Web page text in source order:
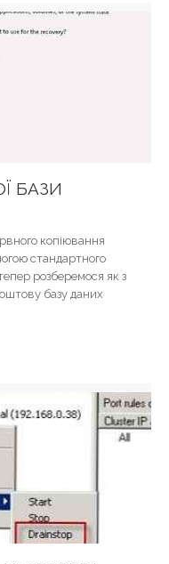
БАЗИ
копіювання
стандартного
розберемося як з
базу даних